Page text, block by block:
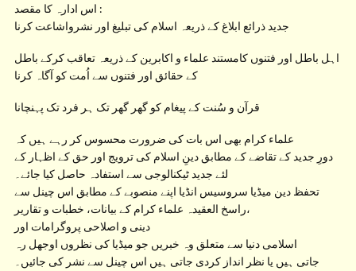
اس ادارہ کا مقصد :
جدید ذرائع ابلاغ کے ذریعہ اسلام کی تبلیغ اور نشرواشاعت کرنا
اہل باطل اور فتنوں کامستند علماء و اکابرین کے ذریعہ تعاقب کرکے باطل
کے حقائق اور فتنوں سے اُمت کو آگاہ کرنا
قرآن و سُنت کے پیغام کو گھر گھر تک ہر فرد تک پہنچانا
علماء کرام بھی اس بات کی ضرورت محسوس کر رہے ہیں کہ
دورِ جدید کے تقاضے کے مطابق دینِ اسلام کی ترویج اور حق کے اظہار کے
لئے جدید ٹیکنالوجی سے استفادہ حاصل کیا جائے۔
تحفظ دین میڈیا سروسیس انڈیا اپنے منصوبے کے مطابق اس چینل سے
راسخ العقیدہ علماء کرام کے بیانات، خطبات و تقاریر،
دینی و اصلاحی پروگرامات اور
اسلامی دنیا سے متعلق وہ خبریں جو میڈیا کی نظروں اوجھل رہ
جاتی ہیں یا نظر انداز کردی جاتی ہیں اس چینل سے نشر کی جائیں۔